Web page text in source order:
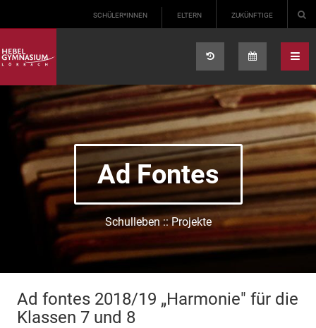
SCHÜLER*INNEN ELTERN ZUKÜNFTIGE
Ad Fontes
Schulleben :: Projekte
Ad fontes 2018/19 „Harmonie" für die
Klassen 7 und 8